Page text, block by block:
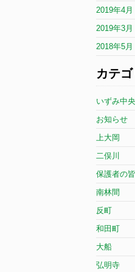
2019年4月
2019年3月
2018年5月
カテ
いずみ中央
お知らせ
上大岡
二俣川
保護者の
南林間
反町
和田町
大船
弘明寺